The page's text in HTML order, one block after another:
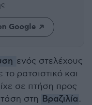
Google
ενός στελέχους
ρατσιστικό και
σε πτήση προς
στη Βραζιλία.